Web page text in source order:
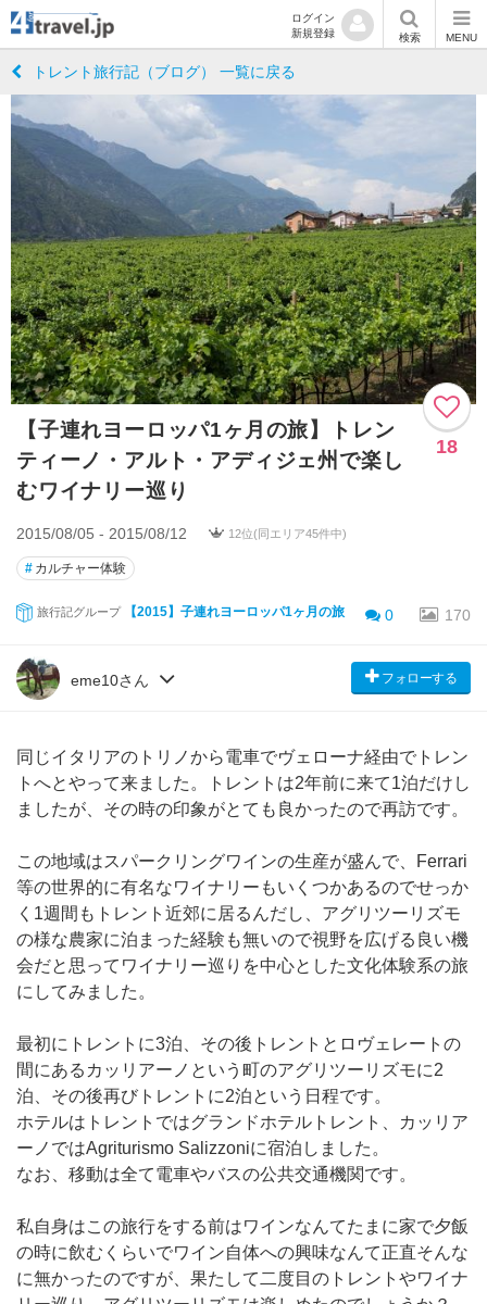
ログイン
新規登録
検索 MENU
トレント旅行記（ブログ） 一覧に戻る
【子連れヨーロッパ1ヶ月の旅】トレン
ティーノ・アルト・アディジェ州で楽し
むワイナリー巡り
18
2015/08/05 - 2015/08/12 12位(同エリア45件中)
# カルチャー体験
旅行記グループ 【2015】子連れヨーロッパ1ヶ月の旅 0 170
eme10さん フォローする
同じイタリアのトリノから電車でヴェローナ経由でトレン
トへとやって来ました。トレントは2年前に来て1泊だけし
ましたが、その時の印象がとても良かったので再訪です。
この地域はスパークリングワインの生産が盛んで、Ferrari
等の世界的に有名なワイナリーもいくつかあるのでせっか
く1週間もトレント近郊に居るんだし、アグリツーリズモ
の様な農家に泊まった経験も無いので視野を広げる良い機
会だと思ってワイナリー巡りを中心とした文化体験系の旅
にしてみました。
最初にトレントに3泊、その後トレントとロヴェレートの
間にあるカッリアーノという町のアグリツーリズモに2
泊、その後再びトレントに2泊という日程です。
ホテルはトレントではグランドホテルトレント、カッリア
ーノではAgriturismo Salizzoniに宿泊しました。
なお、移動は全て電車やバスの公共交通機関です。
私自身はこの旅行をする前はワインなんてたまに家で夕飯
の時に飲むくらいでワイン自体への興味なんて正直そんな
に無かったのですが、果たして二度目のトレントやワイナ